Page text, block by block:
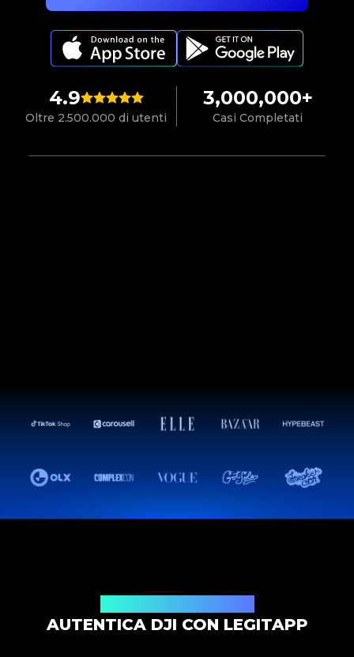
4.9
Oltre 2.500.000 di utenti
3,000,000+
Casi Completati
AUTENTICA DJI CON LEGITAPP